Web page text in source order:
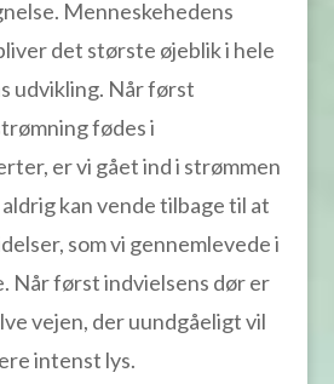
Menneskehedens
det største øjeblik i hele
udvikling. Når først
fødes i
er vi gået ind i strømmen
aldrig kan vende tilbage til at
som vi gennemlevede i
Når først indvielsens dør er
vejen, der uundgåeligt vil
intenst lys.